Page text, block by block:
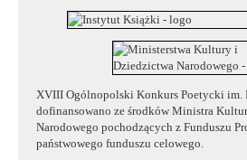
XVIII Ogólnopolski Konkurs Poetycki im.
dofinansowano ze środków Ministra
Narodowego pochodzących z Funduszu
państwowego funduszu celowego.